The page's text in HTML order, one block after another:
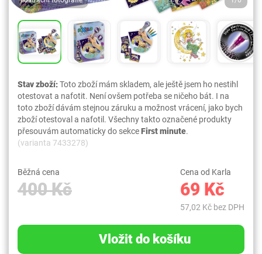
Stav zboží:Toto zboží mám skladem, ale ještě jsem ho nestihl
otestovat a nafotit. Není ovšem potřeba se ničeho bát. I na
toto zboží dávám stejnou záruku a možnost vrácení, jako bych
zboží otestoval a nafotil. Všechny takto označené produkty
přesouvám automaticky do sekceFirst minute.
(varianta 7433278)
Běžná cena
400 Kč
Cena od Karla
69 Kč
57,02 Kč bez DPH
Vložit do košíku